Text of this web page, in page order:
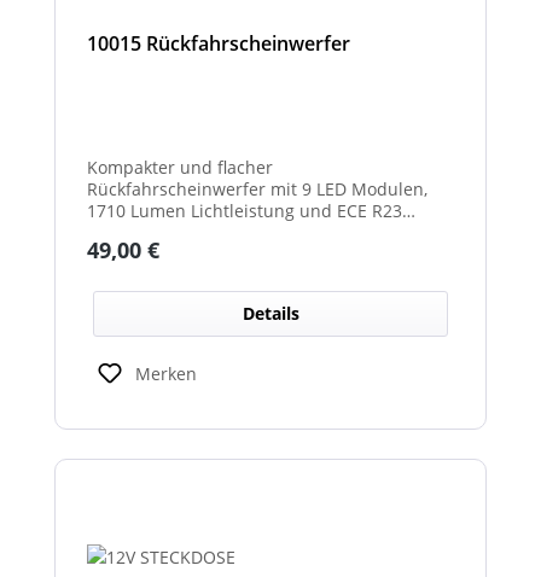
10015 Rückfahrscheinwerfer
Kompakter und flacher
Rückfahrscheinwerfer mit 9 LED Modulen,
1710 Lumen Lichtleistung und ECE R23
Regulärer Preis:
49,00 €
Details
Merken